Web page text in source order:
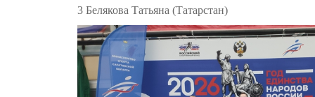
3 Белякова Татьяна (Татарстан)